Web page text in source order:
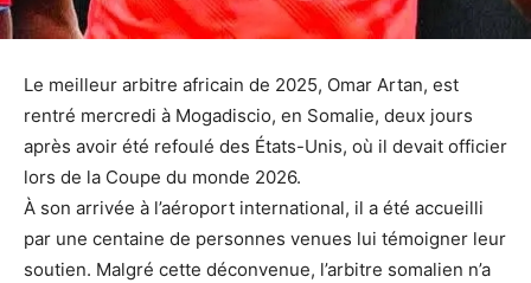
Le meilleur arbitre africain de 2025, Omar Artan, est
rentré mercredi à Mogadiscio, en Somalie, deux jours
après avoir été refoulé des États-Unis, où il devait officier
lors de la Coupe du monde 2026.
À son arrivée à l’aéroport international, il a été accueilli
par une centaine de personnes venues lui témoigner leur
soutien. Malgré cette déconvenue, l’arbitre somalien n’a